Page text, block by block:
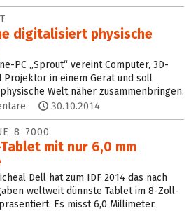
digitalisiert physische
PC „Sprout“ vereint Computer, 3D-
Projektor in einem Gerät und soll
Welt näher zusammenbringen.
30.10.2014
8 7000
mit nur 6,0 mm
Dell hat zum IDF 2014 das nach
weltweit dünnste Tablet im 8-Zoll-
Es misst 6,0 Millimeter.